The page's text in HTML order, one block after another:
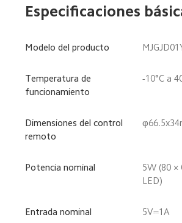
Especificaciones
Modelo del producto
Temperatura de
funcionamiento
-10°C a
Dimensiones del control
remoto
Potencia nominal
5W (80 ×
LED)
Entrada nominal 5V⎓1A